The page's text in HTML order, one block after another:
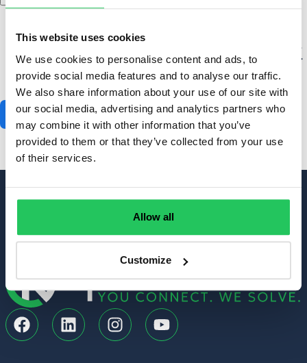
This website uses cookies
We use cookies to personalise content and ads, to
provide social media features and to analyse our traffic.
We also share information about your use of our site with
our social media, advertising and analytics partners who
may combine it with other information that you’ve
provided to them or that they’ve collected from your use
of their services.
Allow all
Customize
szolgáltatások értékesítése (ajánlat adás) céljából
Opennetworks Kft. általi adatkezelésre és
megkeresésekre vonatkozik és visszavonásig érvényes.
Azadatkezeléshez kapcsolódó tájékoztatást az ÁSZF 4.
sz. melléklete tartalmazza, melyet megismertem és
megértettem.
Jelentkezés
Kapcsolat
MAIL: info@opennet.hu